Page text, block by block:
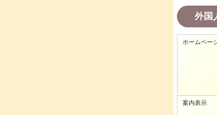
外国
ホームペー
案内表示